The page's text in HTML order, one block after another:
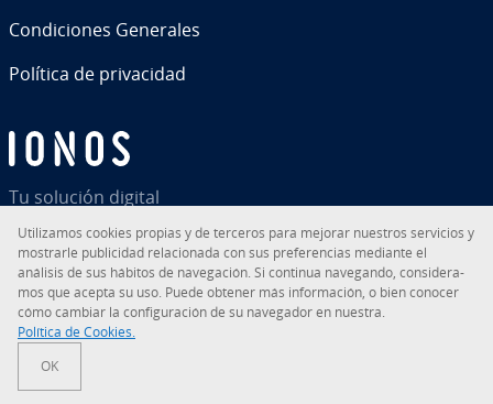
Tu solución digital
Co­n­di­cio­nes Generales
Política de pri­va­ci­dad
© 2026IONOS Inc.
RSS LinkedIntiktok InstagramFacebookYouTube
Uti­li­za­mos cookies propias y de terceros para mejorar nuestros servicios y
mostrarle pu­bli­ci­dad re­la­cio­na­da con sus pre­fe­re­n­cias mediante el
análisis de sus hábitos de na­ve­ga­ción. Si continua navegando, co­n­si­de­ra­
mos que acepta su uso. Puede obtener más in­fo­r­ma­ción, o bien conocer
cómo cambiar la co­n­fi­gu­ra­ción de su navegador en nuestra.
Política de Cookies.
OK